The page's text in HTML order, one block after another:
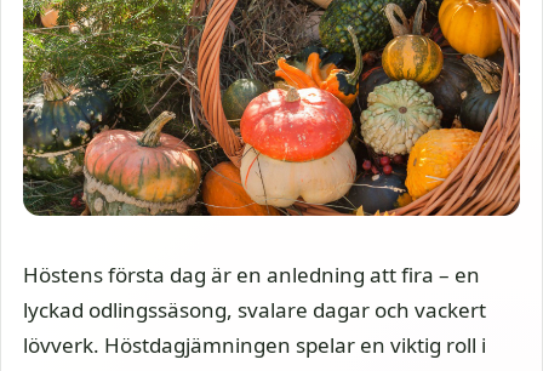
Höstens första dag är en anledning att fira – en
lyckad odlingssäsong, svalare dagar och vackert
lövverk. Höstdagjämningen spelar en viktig roll i